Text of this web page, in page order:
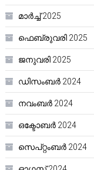
മാർച്ച്‌ 2025
ഫെബ്രുവരി 2025
ജനുവരി 2025
ഡിസംബർ 2024
നവംബർ 2024
ഒക്ടോബർ 2024
സെപ്റ്റംബർ 2024